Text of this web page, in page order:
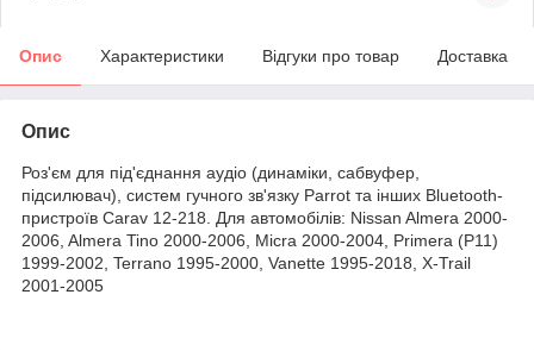
Опис Характеристики Відгуки про товар Доставка
Опис
Роз'єм для під'єднання аудіо (динаміки, сабвуфер,
підсилювач), систем гучного зв'язку Parrot та інших Bluetooth-
пристроїв Carav 12-218. Для автомобілів: Nissan Almera 2000-
2006, Almera Tino 2000-2006, Micra 2000-2004, Primera (P11)
1999-2002, Terrano 1995-2000, Vanette 1995-2018, X-Trail
2001-2005